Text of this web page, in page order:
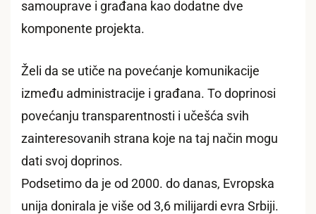
samouprave i građana kao dodatne dve
komponente projekta.
Želi da se utiče na povećanje komunikacije
između administracije i građana. To doprinosi
povećanju transparentnosti i učešća svih
zainteresovanih strana koje na taj način mogu
dati svoj doprinos.
Podsetimo da je od 2000. do danas, Evropska
unija donirala je više od 3,6 milijardi evra Srbiji.